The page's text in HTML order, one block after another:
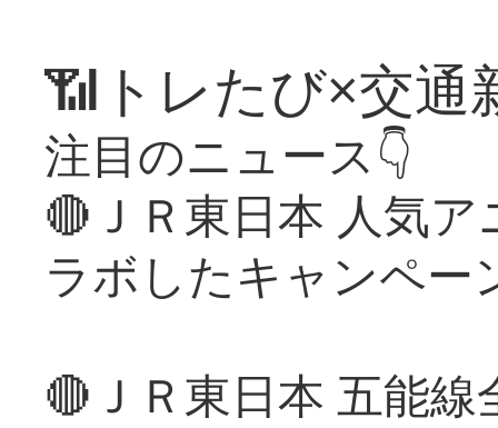
📶トレたび×交通
注目のニュース👇
🔴ＪＲ東日本 人気
ラボしたキャンペー
🔴ＪＲ東日本 五能